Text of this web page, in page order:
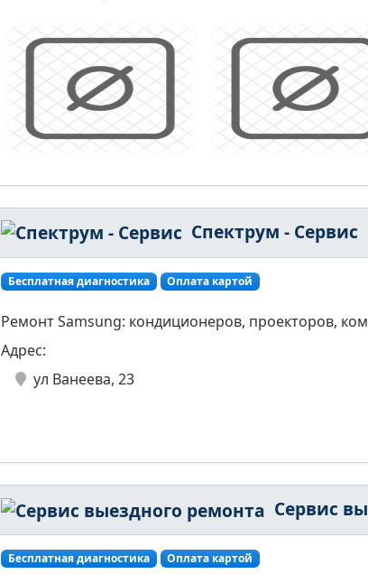
Спектрум - Сервис
Бесплатная диагностика Оплата картой
Ремонт Samsung: кондиционеров, проекторов,
Адрес:
ул Ванеева, 23
Сервис
Бесплатная диагностика Оплата картой